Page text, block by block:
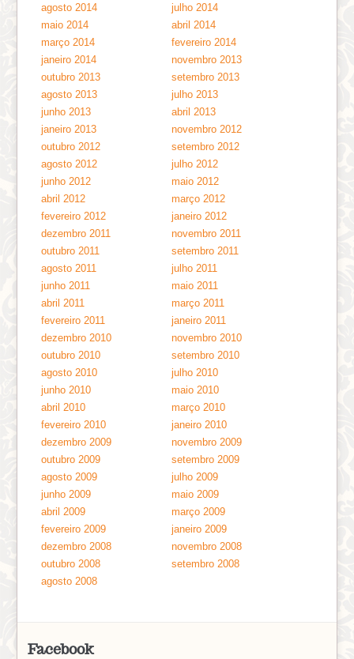
agosto 2014
julho 2014
maio 2014
abril 2014
março 2014
fevereiro 2014
janeiro 2014
novembro 2013
outubro 2013
setembro 2013
agosto 2013
julho 2013
junho 2013
abril 2013
janeiro 2013
novembro 2012
outubro 2012
setembro 2012
agosto 2012
julho 2012
junho 2012
maio 2012
abril 2012
março 2012
fevereiro 2012
janeiro 2012
dezembro 2011
novembro 2011
outubro 2011
setembro 2011
agosto 2011
julho 2011
junho 2011
maio 2011
abril 2011
março 2011
fevereiro 2011
janeiro 2011
dezembro 2010
novembro 2010
outubro 2010
setembro 2010
agosto 2010
julho 2010
junho 2010
maio 2010
abril 2010
março 2010
fevereiro 2010
janeiro 2010
dezembro 2009
novembro 2009
outubro 2009
setembro 2009
agosto 2009
julho 2009
junho 2009
maio 2009
abril 2009
março 2009
fevereiro 2009
janeiro 2009
dezembro 2008
novembro 2008
outubro 2008
setembro 2008
agosto 2008
Facebook